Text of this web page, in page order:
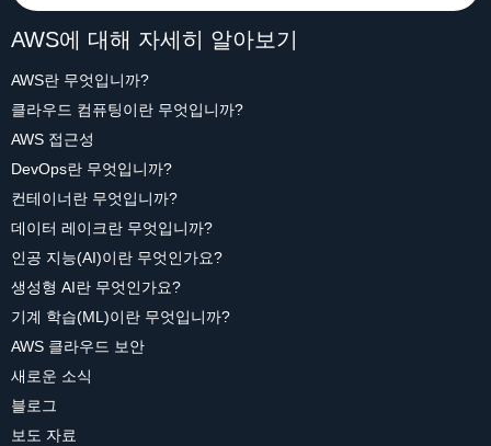
AWS에 대해 자세히 알아보기
AWS란 무엇입니까?
클라우드 컴퓨팅이란 무엇입니까?
AWS 접근성
DevOps란 무엇입니까?
컨테이너란 무엇입니까?
데이터 레이크란 무엇입니까?
인공 지능(AI)이란 무엇인가요?
생성형 AI란 무엇인가요?
기계 학습(ML)이란 무엇입니까?
AWS 클라우드 보안
새로운 소식
블로그
보도 자료